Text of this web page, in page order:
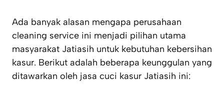
Ada banyak alasan mengapa perusahaan
cleaning service ini menjadi pilihan utama
masyarakat Jatiasih untuk kebutuhan kebersihan
kasur. Berikut adalah beberapa keunggulan yang
ditawarkan oleh jasa cuci kasur Jatiasih ini: